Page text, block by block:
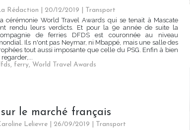
Rédaction | 20/12/2019
Transport
cérémonie World Travel Awards qui se tenait à Mascate
rendu leurs verdicts. Et pour la 9e année de suite la
de ferries DFDS est couronnée au niveau
Ils n'ont pas Neymar, ni Mbappé, mais une salle des
tout aussi imposante que celle du PSG. Enfin à bien
regarder,...
, ferry, World Travel Awards
le marché français
Lelievre | 26/09/2019
Transport